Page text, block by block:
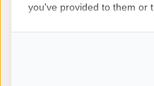
Hulp nodig?
you've provided to them or